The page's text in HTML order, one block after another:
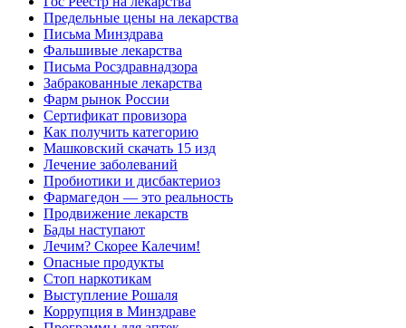
Предельные цены на лекарства
Письма Минздрава
Фальшивые лекарства
Письма Росздравнадзора
Забракованные лекарства
Фарм рынок России
Сертификат провизора
Как получить категорию
Машковский скачать 15 изд
Лечение заболеваний
Пробиотики и дисбактериоз
Фармагедон — это реальность
Продвижение лекарств
Бады наступают
Лечим? Скорее Калечим!
Опасные продукты
Стоп наркотикам
Выступление Рошаля
Коррупция в Минздраве